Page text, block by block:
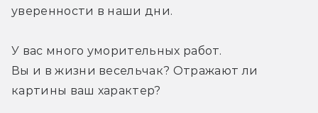
уверенности в наши дни.
У вас много уморительных работ.
Вы и в жизни весельчак? Отражают ли
картины ваш характер?